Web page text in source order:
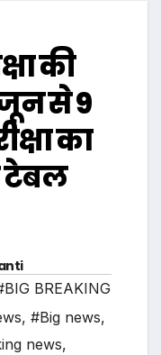
की
से 9
का
टेबल
BREAKING
, #Big news,
news,